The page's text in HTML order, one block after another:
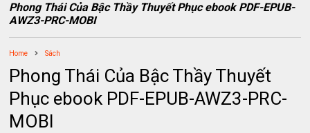
Phong Thái Của Bậc Thầy Thuyết Phục ebook PDF-EPUB-
AWZ3-PRC-MOBI
Home Sách
Phong Thái Của Bậc Thầy Thuyết
Phục ebook PDF-EPUB-AWZ3-PRC-
MOBI